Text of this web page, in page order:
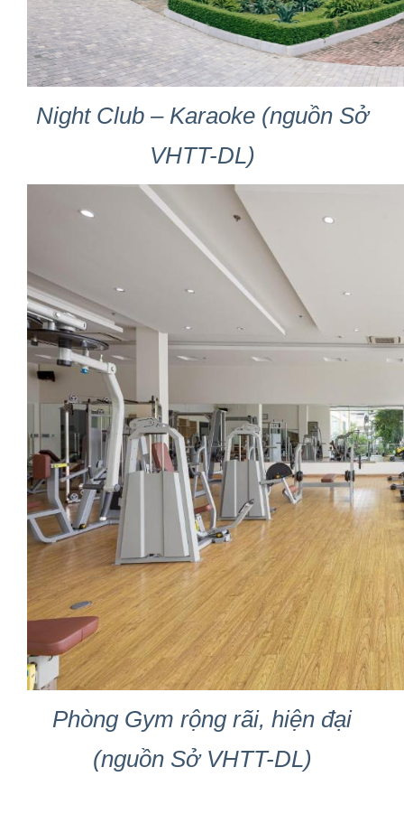
Night Club – Karaoke (nguồn Sở
VHTT-DL)
Phòng Gym rộng rãi, hiện đại
(nguồn Sở VHTT-DL)